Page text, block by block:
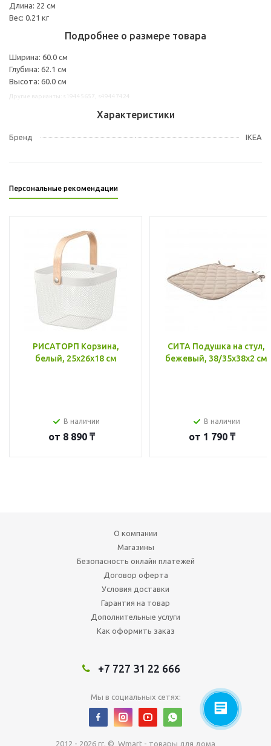
Длина: 22 см
Вес: 0.21 кг
Подробнее о размере товара
Ширина: 60.0 см
Глубина: 62.1 см
Высота: 60.0 см
Характеристики
Бренд IKEA
Персональные рекомендации
РИСАТОРП Корзина,
белый, 25x26x18 см
В наличии
от 8 890 ₸
СИТА Подушка на стул,
бежевый, 38/35x38x2 см
В наличии
от 1 790 ₸
О компании
Магазины
Безопасность онлайн платежей
Договор оферта
Условия доставки
Гарантия на товар
Дополнительные услуги
Как оформить заказ
+7 727 31 22 666
Мы в социальных сетях:
2012 - 2026 гг. © Wmart - товары для дома